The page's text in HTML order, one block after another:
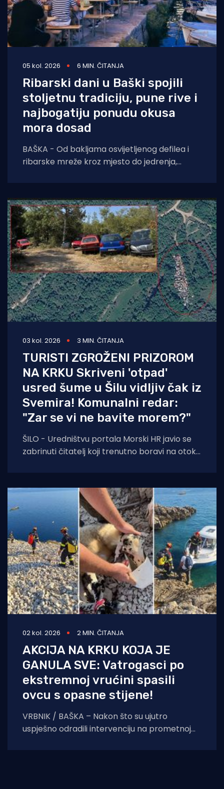
05 kol. 2026 6 MIN. ČITANJA
Ribarski dani u Baški spojili
stoljetnu tradiciju, pune rive i
najbogatiju ponudu okusa
mora dosad
BAŠKA - Od bakljama osvijetljenog defilea i
ribarske mreže kroz mjesto do jedrenja,
03 kol. 2026 3 MIN. ČITANJA
TURISTI ZGROŽENI PRIZOROM
NA KRKU Skriveni 'otpad'
usred šume u Šilu vidljiv čak iz
Svemira! Komunalni redar:
"Zar se vi ne bavite morem?"
ŠILO - Uredništvu portala Morski HR javio se
zabrinuti čitatelj koji trenutno boravi na otoku
02 kol. 2026 2 MIN. ČITANJA
AKCIJA NA KRKU KOJA JE
GANULA SVE: Vatrogasci po
ekstremnoj vrućini spasili
ovcu s opasne stijene!
VRBNIK / BAŠKA – Nakon što su ujutro
uspješno odradili intervenciju na prometnoj